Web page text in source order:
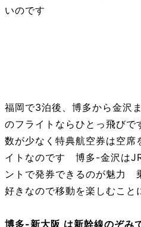
いのです
福岡で3泊後、博多から金
のフライトならひとっ飛びで
数が少なく特典航空券は空席
イトなのです 博多-金沢は
ントで発券できるのが魅力
好きなので移動を楽しむこと
博多-新大阪 は新幹線のぞみ